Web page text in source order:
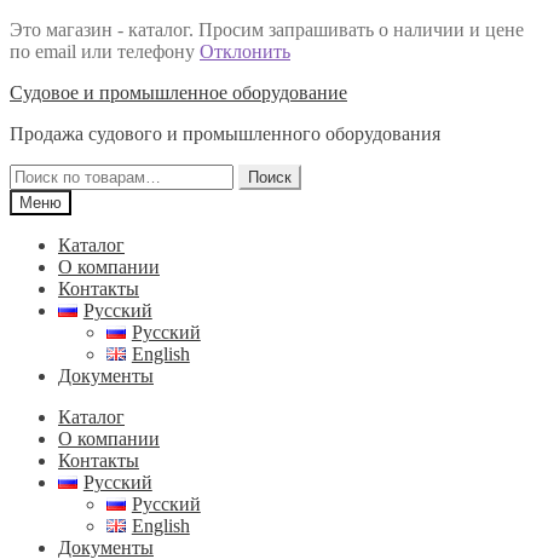
Это магазин - каталог. Просим запрашивать о наличии и цене
по email или телефону Отклонить
Перейти
навигации
Перейти
содержимому
Судовое и промышленное оборудование
Продажа судового и промышленного оборудования
Искать:
Поиск
Меню
Каталог
О компании
Контакты
Русский
Русский
English
Документы
Каталог
О компании
Контакты
Русский
Русский
English
Документы